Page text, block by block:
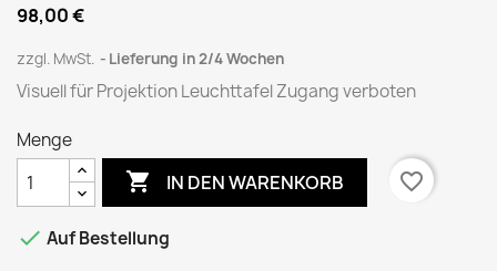
98,00 €
zzgl. MwSt. Lieferung in 2/4 Wochen
Visuell für Projektion Leuchttafel Zugang verboten
Menge
 IN DEN WARENKORB favorite_border
 Auf Bestellung